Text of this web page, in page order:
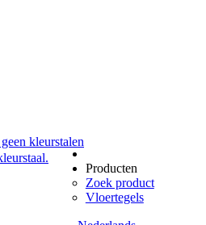
kleurstalen
Producten
Zoek product
Vloertegels